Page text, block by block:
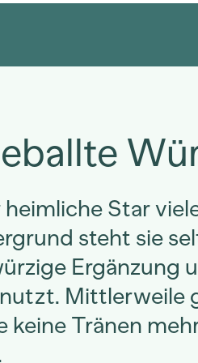
Star
steht sie
Ergänzung
Mittlerweile
keine Tränen